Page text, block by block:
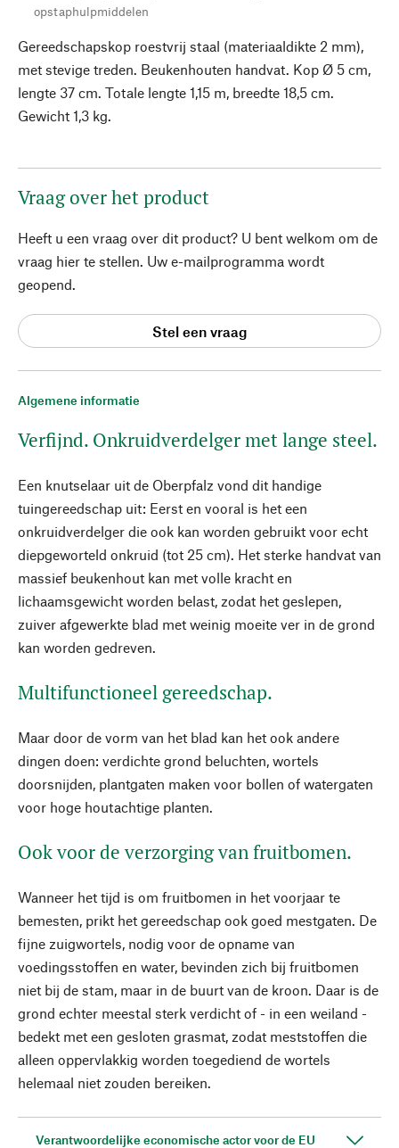
Algemene informatie
Verfijnd. Onkruidverdelger met lange steel.
Een knutselaar uit de Oberpfalz vond dit handige
tuingereedschap uit: Eerst en vooral is het een
onkruidverdelger die ook kan worden gebruikt voor echt
diepgeworteld onkruid (tot 25 cm). Het sterke handvat van
massief beukenhout kan met volle kracht en
lichaamsgewicht worden belast, zodat het geslepen,
zuiver afgewerkte blad met weinig moeite ver in de grond
kan worden gedreven.
Multifunctioneel gereedschap.
Maar door de vorm van het blad kan het ook andere
dingen doen: verdichte grond beluchten, wortels
doorsnijden, plantgaten maken voor bollen of watergaten
voor hoge houtachtige planten.
Ook voor de verzorging van fruitbomen.
Wanneer het tijd is om fruitbomen in het voorjaar te
bemesten, prikt het gereedschap ook goed mestgaten. De
fijne zuigwortels, nodig voor de opname van
voedingsstoffen en water, bevinden zich bij fruitbomen
niet bij de stam, maar in de buurt van de kroon. Daar is de
grond echter meestal sterk verdicht of - in een weiland -
bedekt met een gesloten grasmat, zodat meststoffen die
alleen oppervlakkig worden toegediend de wortels
helemaal niet zouden bereiken.
Verantwoordelijke economische actor voor de EU
opstaphulpmiddelen
Gereedschapskop roestvrij staal (materiaaldikte 2 mm),
met stevige treden. Beukenhouten handvat. Kop Ø 5 cm,
lengte 37 cm. Totale lengte 1,15 m, breedte 18,5 cm.
Gewicht 1,3 kg.
Vraag over het product
Heeft u een vraag over dit product? U bent welkom om de
vraag hier te stellen. Uw e-mailprogramma wordt
geopend.
Stel een vraag